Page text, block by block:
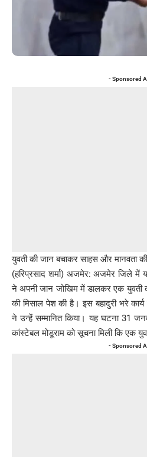
- Sponsored
युवती की जान बचाकर साहस और मानवता
(हरिप्रसाद शर्मा) अजमेर: अजमेर जिले में
ने अपनी जान जोखिम में डालकर एक युवती
की मिसाल पेश की है। इस बहादुरी भरे
ने उन्हें सम्मानित किया। यह घटना 31
कांस्टेबल मोडूराम को सूचना मिली कि एक
- Sponsored